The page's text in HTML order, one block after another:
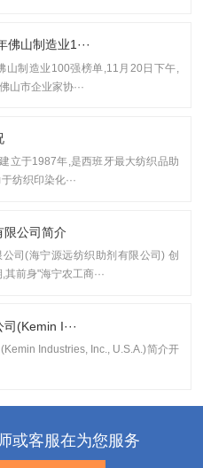
山制造业1···
山制造业100强榜单,11月20日下午,
山市企业家协···
立于1987年,是西班牙最大纺织品助
纺织印染化···
限公司简介
司(海宁源远纺织助剂有限公司) 创
前身"海宁农工商···
(Kemin I···
Industries, Inc., U.S.A.)简介开
或客服在为您服务